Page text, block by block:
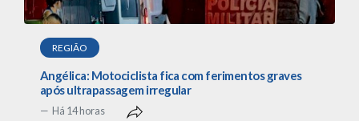
REGIÃO
Angélica: Motociclista fica com ferimentos graves
após ultrapassagem irregular
Há 14 horas